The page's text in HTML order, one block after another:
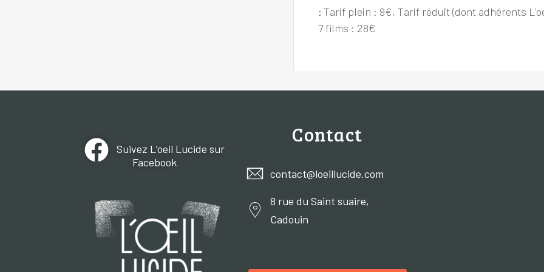
:Tarif plein : 9€, Tarif réduit (dont adhérents
7 films : 28€
Suivez L’oeil Lucide sur
Facebook
Contact
contact@loeillucide.com
8 rue du Saint suaire,
Cadouin